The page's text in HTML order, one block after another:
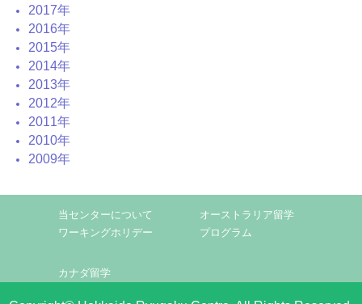
2017年
2016年
2015年
2014年
2013年
2012年
2011年
2010年
2009年
当センターについて
ワーキングホリデー
カナダ留学
オーストラリア留学
プログラム